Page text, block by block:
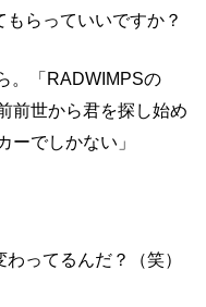
らっていいですか？
。「RADWIMPSの
前世から君を探し始め
ーでしかない」
ってるんだ？（笑）